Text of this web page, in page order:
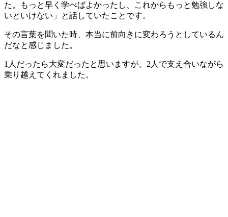
た。もっと早く学べばよかったし、これからもっと勉強しな
いといけない」と話していたことです。
その言葉を聞いた時、本当に前向きに変わろうとしているん
だなと感じました。
1人だったら大変だったと思いますが、2人で支え合いながら
乗り越えてくれました。